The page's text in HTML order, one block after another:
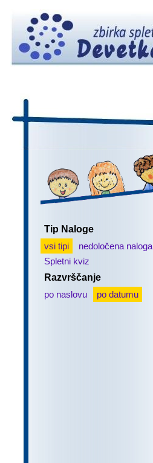
Tip Naloge
vsi tipi
nedoločena naloga
Spletni kviz
Razvrščanje
po naslovu
po datumu